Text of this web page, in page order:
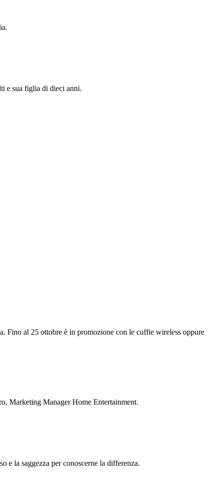
e sua figlia di dieci anni.
Fino al 25 ottobre è in promozione con le cuffie wireless oppure
Marketing Manager Home Entertainment.
e la saggezza per conoscerne la differenza.